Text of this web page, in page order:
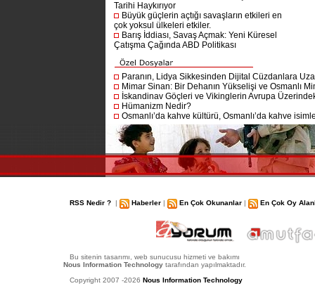
Tarihi Haykırıyor
Büyük güçlerin açtığı savaşların etkileri en
çok yoksul ülkeleri etkiler.
Barış İddiası, Savaş Açmak: Yeni Küresel
Çatışma Çağında ABD Politikası
Paranın, Lidya Sikkesinden Dijital Cüzdanlara
Mimar Sinan: Bir Dehanın Yükselişi ve Osmanlı
İskandinav Göçleri ve Vikinglerin Avrupa
Hümanizm Nedir?
Osmanlı’da kahve kültürü, Osmanlı’da kahve
RSS Nedir ? | Haberler | En Çok Okunanlar | En Çok Oy
Bu sitenin tasarımı, web sunucusu hizmeti ve bakımı
Nous Information Technology tarafından yapılmaktadır.
Copyright 2007 -2026 Nous Information Technology